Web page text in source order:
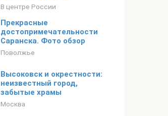
В центре России
Прекрасные
достопримечательности
Саранска. Фото обзор
Поволжье
Высоковск и окрестности:
неизвестный город,
забытые храмы
Москва